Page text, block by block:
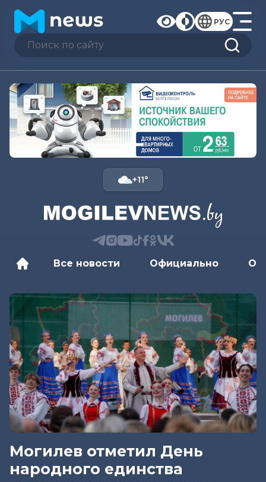
РУС
+11°
Все новости Официально
Могилев отметил День
народного единства